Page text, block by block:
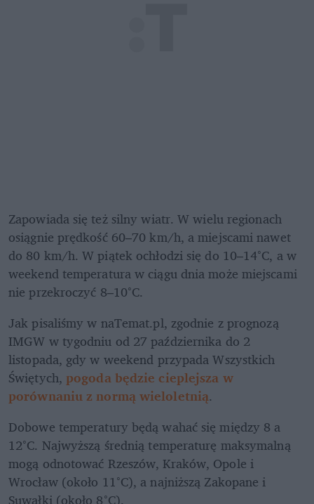
Zapowiada się też silny wiatr. W wielu regionach
osiągnie prędkość 60–70 km/h, a miejscami nawet
do 80 km/h. W piątek ochłodzi się do 10–14°C, a w
weekend temperatura w ciągu dnia może miejscami
nie przekroczyć 8–10°C.
Jak pisaliśmy w naTemat.pl, zgodnie z prognozą
IMGW w tygodniu od 27 października do 2
listopada, gdy w weekend przypada Wszystkich
Świętych, pogoda będzie cieplejsza w
porównaniu z normą wieloletnią.
Dobowe temperatury będą wahać się między 8 a
12°C. Najwyższą średnią temperaturę maksymalną
mogą odnotować Rzeszów, Kraków, Opole i
Wrocław (około 11°C), a najniższą Zakopane i
Suwałki (około 8°C).